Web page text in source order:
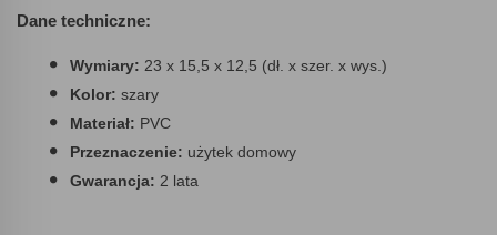
Dane techniczne:
Wymiary: 23 x 15,5 x 12,5 (dł. x szer. x wys.)
Kolor: szary
Materiał: PVC
Przeznaczenie: użytek domowy
Gwarancja: 2 lata